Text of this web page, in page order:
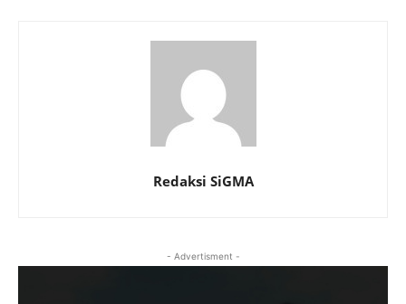
Redaksi SiGMA
- Advertisment -